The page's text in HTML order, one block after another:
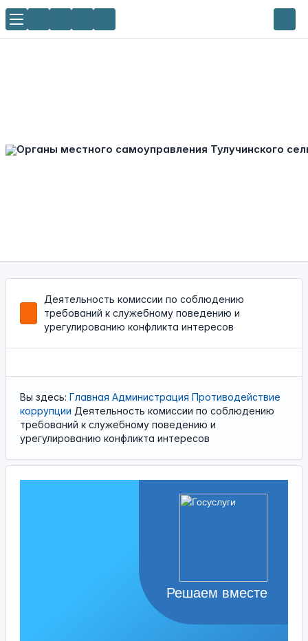
Деятельность комиссии по соблюдению
требований к служебному поведению и
урегулированию конфликта интересов
Вы здесь: Главная Администрация Противодействие
коррупции Деятельность комиссии по соблюдению
требований к служебному поведению и
урегулированию конфликта интересов
Решаем вместе